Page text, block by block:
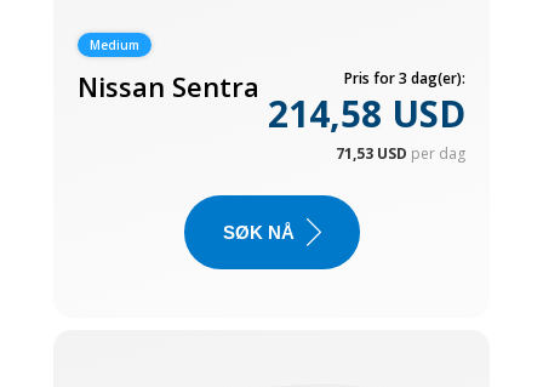
Medium
Nissan Sentra Pris for 3 dag(er):
214,58 USD
71,53 USD per dag
SØK NÅ